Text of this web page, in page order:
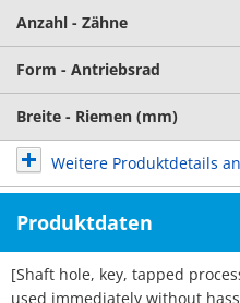
Anzahl - Zähne
Form - Antriebsrad
Breite - Riemen (mm)
Weitere Produktdetails
Produktdaten
[Shaft hole, key, tapped
used immediately without